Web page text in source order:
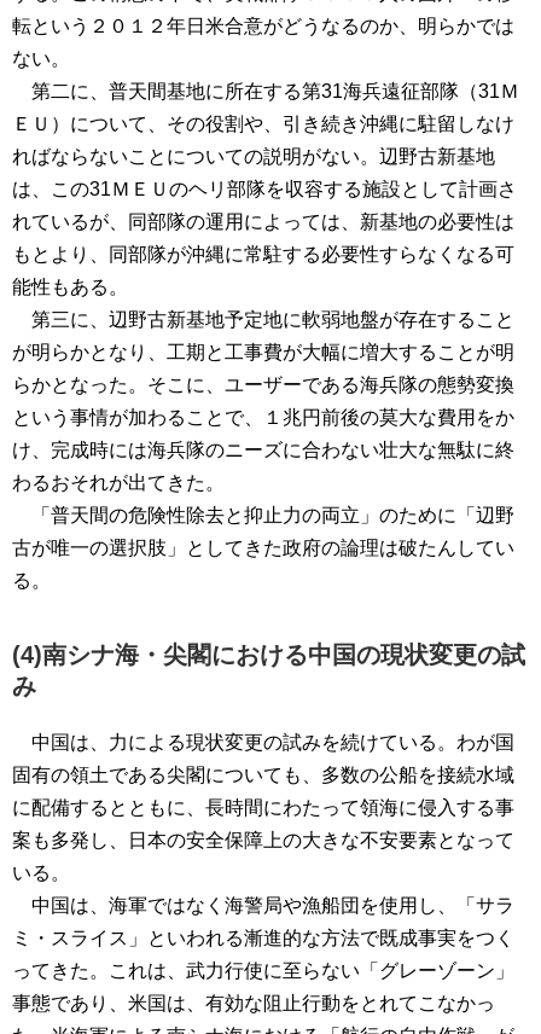
転という２０１２年日米合意がどうなるのか、明らかでは
ない。
第二に、普天間基地に所在する第31海兵遠征部隊（31Ｍ
ＥＵ）について、その役割や、引き続き沖縄に駐留しなけ
ればならないことについての説明がない。辺野古新基地
は、この31ＭＥＵのヘリ部隊を収容する施設として計画さ
れているが、同部隊の運用によっては、新基地の必要性は
もとより、同部隊が沖縄に常駐する必要性すらなくなる可
能性もある。
第三に、辺野古新基地予定地に軟弱地盤が存在すること
が明らかとなり、工期と工事費が大幅に増大することが明
らかとなった。そこに、ユーザーである海兵隊の態勢変換
という事情が加わることで、１兆円前後の莫大な費用をか
け、完成時には海兵隊のニーズに合わない壮大な無駄に終
わるおそれが出てきた。
「普天間の危険性除去と抑止力の両立」のために「辺野
古が唯一の選択肢」としてきた政府の論理は破たんしてい
る。
(4)南シナ海・尖閣における中国の現状変更の試
み
中国は、力による現状変更の試みを続けている。わが国
固有の領土である尖閣についても、多数の公船を接続水域
に配備するとともに、長時間にわたって領海に侵入する事
案も多発し、日本の安全保障上の大きな不安要素となって
いる。
中国は、海軍ではなく海警局や漁船団を使用し、「サラ
ミ・スライス」といわれる漸進的な方法で既成事実をつく
ってきた。これは、武力行使に至らない「グレーゾーン」
事態であり、米国は、有効な阻止行動をとれてこなかっ